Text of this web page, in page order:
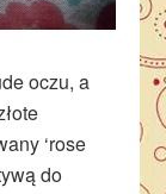
oczu, a
‘rose
do